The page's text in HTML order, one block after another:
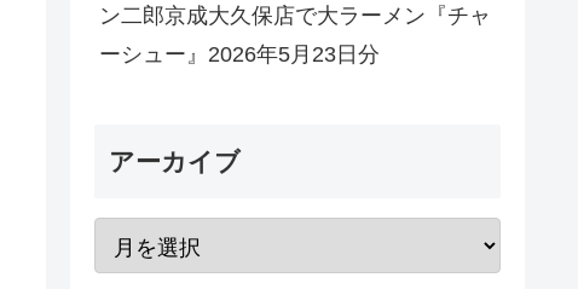
ン二郎京成大久保店で大ラーメン『チャ
ーシュー』2026年5月23日分
アーカイブ